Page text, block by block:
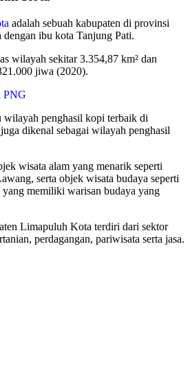
adalah sebuah kabupaten di provinsi
dengan ibu kota Tanjung Pati.
wilayah sekitar 3.354,87 km² dan
jiwa (2020).
PNG
wilayah penghasil kopi terbaik di
dikenal sebagai wilayah penghasil
wisata alam yang menarik seperti
serta objek wisata budaya seperti
memiliki warisan budaya yang
Limapuluh Kota terdiri dari sektor
perdagangan, pariwisata serta jasa.